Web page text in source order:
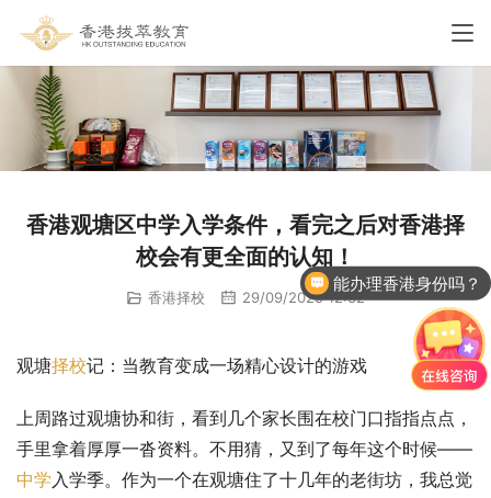
香港观塘区中学入学条件，看完之后对香港择
校会有更全面的认知！
香港择校 29/09/2025 12:32
观塘择校记：当教育变成一场精心设计的游戏
上周路过观塘协和街，看到几个家长围在校门口指指点点，
手里拿着厚厚一沓资料。不用猜，又到了每年这个时候——
中学入学季。作为一个在观塘住了十几年的老街坊，我总觉
能办理香港身份吗？